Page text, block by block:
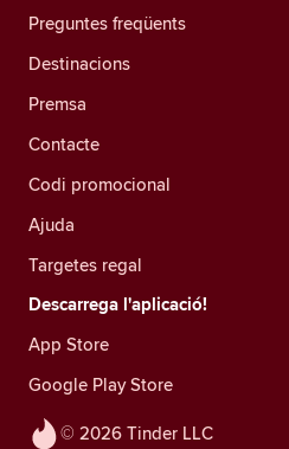
© 2026 Tinder LLC
Preguntes freqüents
Destinacions
Premsa
Contacte
Codi promocional
Ajuda
Targetes regal
Descarrega l'aplicació!
App Store
Google Play Store